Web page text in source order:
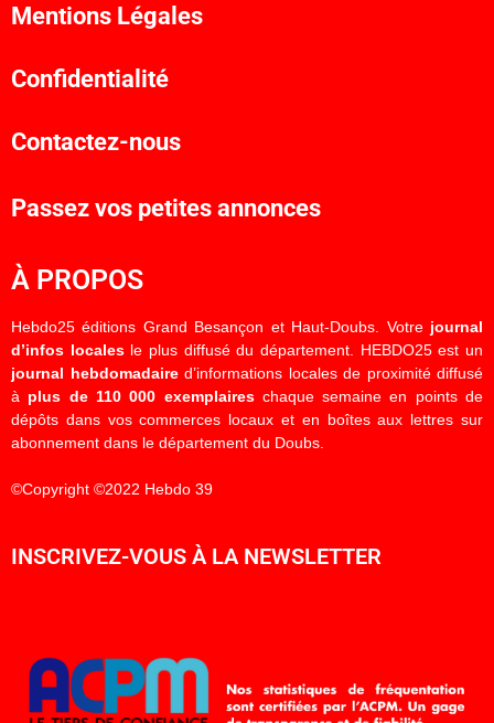
Mentions Légales
Confidentialité
Contactez-nous
Passez vos petites annonces
À PROPOS
Hebdo25 éditions Grand Besançon et Haut-Doubs. Votre journal
d’infos localesle plus diffusé du département. HEBDO25 est un
journal hebdomadaired’informations locales de proximité diffusé
à plus de 110 000 exemplaireschaque semaine en points de
dépôts dans vos commerces locaux et en boîtes aux lettres sur
abonnement dans le département du Doubs.
©Copyright ©2022 Hebdo 39
INSCRIVEZ-VOUS À LA NEWSLETTER